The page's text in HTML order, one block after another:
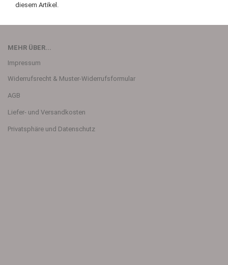
diesem Artikel.
MEHR ÜBER...
Impressum
Widerrufsrecht & Muster-Widerrufsformular
AGB
Liefer- und Versandkosten
Privatsphäre und Datenschutz